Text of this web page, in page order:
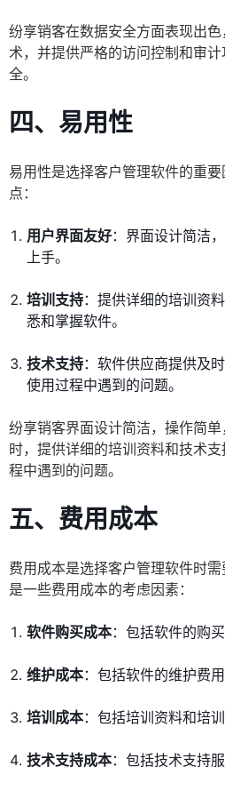
纷享销客在数据安全方面表现出
术，并提供严格的访问控制和审
全。
四、易用性
易用性是选择客户管理软件的重
点：
用户界面友好：界面设计简洁
上手。
培训支持：提供详细的培训资
悉和掌握软件。
技术支持：软件供应商提供及
使用过程中遇到的问题。
纷享销客界面设计简洁，操作简
时，提供详细的培训资料和技术
程中遇到的问题。
五、费用成本
费用成本是选择客户管理软件时
是一些费用成本的考虑因素：
软件购买成本：包括软件的购
维护成本：包括软件的维护费用
培训成本：包括培训资料和培训
技术支持成本：包括技术支持服